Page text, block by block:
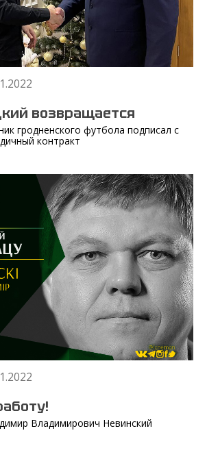
возвращается
гродненского футбола подписал с
контракт
Владимирович Невинский